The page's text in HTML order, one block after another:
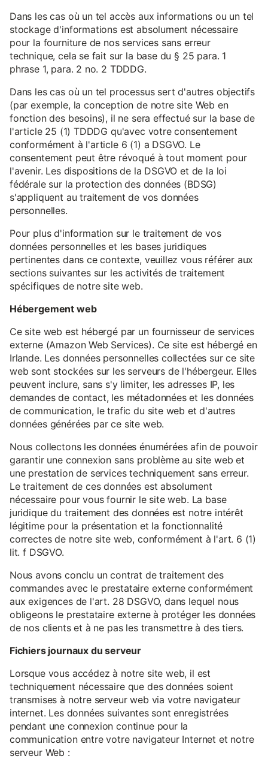
Dans les cas où un tel accès aux informations ou un tel
stockage d'informations est absolument nécessaire
pour la fourniture de nos services sans erreur
technique, cela se fait sur la base du § 25 para. 1
phrase 1, para. 2 no. 2 TDDDG.
Dans les cas où un tel processus sert d'autres objectifs
(par exemple, la conception de notre site Web en
fonction des besoins), il ne sera effectué sur la base de
l'article 25 (1) TDDDG qu'avec votre consentement
conformément à l'article 6 (1) a DSGVO. Le
consentement peut être révoqué à tout moment pour
l'avenir. Les dispositions de la DSGVO et de la loi
fédérale sur la protection des données (BDSG)
s'appliquent au traitement de vos données
personnelles.
Pour plus d'information sur le traitement de vos
données personnelles et les bases juridiques
pertinentes dans ce contexte, veuillez vous référer aux
sections suivantes sur les activités de traitement
spécifiques de notre site web.
Hébergement web
Ce site web est hébergé par un fournisseur de services
externe (Amazon Web Services). Ce site est hébergé en
Irlande. Les données personnelles collectées sur ce site
web sont stockées sur les serveurs de l'hébergeur. Elles
peuvent inclure, sans s'y limiter, les adresses IP, les
demandes de contact, les métadonnées et les données
de communication, le trafic du site web et d'autres
données générées par ce site web.
Nous collectons les données énumérées afin de pouvoir
garantir une connexion sans problème au site web et
une prestation de services techniquement sans erreur.
Le traitement de ces données est absolument
nécessaire pour vous fournir le site web. La base
juridique du traitement des données est notre intérêt
légitime pour la présentation et la fonctionnalité
correctes de notre site web, conformément à l'art. 6 (1)
lit. f DSGVO.
Nous avons conclu un contrat de traitement des
commandes avec le prestataire externe conformément
aux exigences de l'art. 28 DSGVO, dans lequel nous
obligeons le prestataire externe à protéger les données
de nos clients et à ne pas les transmettre à des tiers.
Fichiers journaux du serveur
Lorsque vous accédez à notre site web, il est
techniquement nécessaire que des données soient
transmises à notre serveur web via votre navigateur
internet. Les données suivantes sont enregistrées
pendant une connexion continue pour la
communication entre votre navigateur Internet et notre
serveur Web :